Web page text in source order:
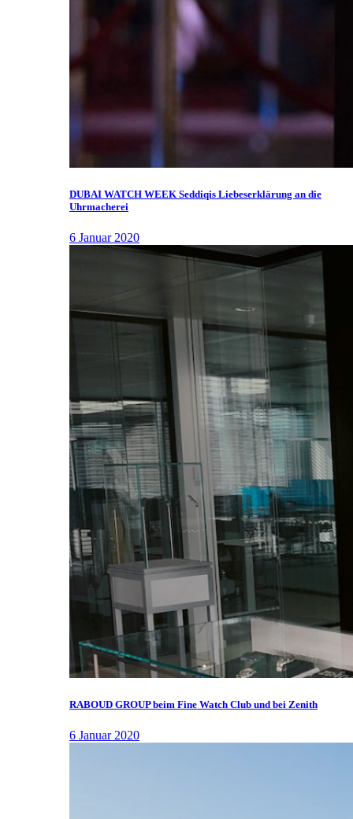
DUBAI WATCH WEEK Seddiqis Liebeserklärung an die
Uhrmacherei
6 Januar 2020
RABOUD GROUP beim Fine Watch Club und bei Zenith
6 Januar 2020